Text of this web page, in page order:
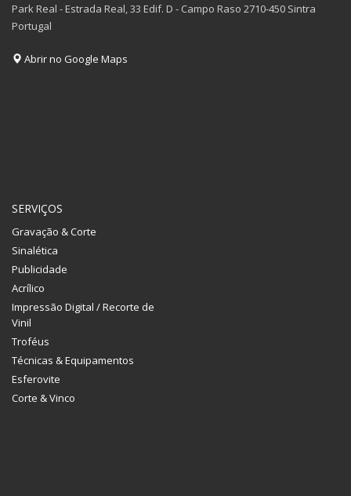
Park Real - Estrada Real, 33 Edif. D - Campo Raso 2710-450 Sintra
Portugal
Abrir no Google Maps
SERVIÇOS
Gravação & Corte
Sinalética
Publicidade
Acrílico
Impressão Digital / Recorte de
Vinil
Troféus
Técnicas & Equipamentos
Esferovite
Corte & Vinco